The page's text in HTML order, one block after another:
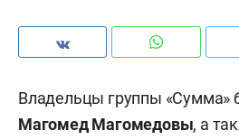
Владельцы группы «Сумма»
Магомед Магомедовы, а